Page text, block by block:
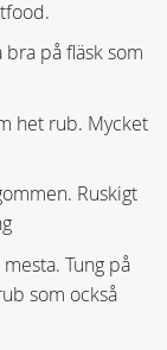
på fläsk som
het rub. Mycket
Ruskigt
Tung på
som också